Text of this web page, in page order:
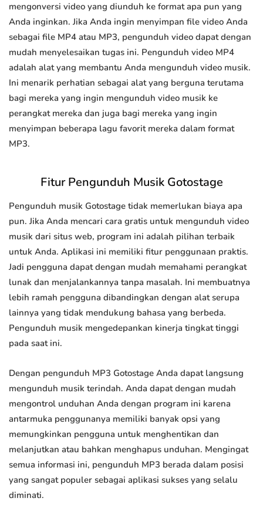
mengonversi video yang diunduh ke format apa pun yang
Anda inginkan. Jika Anda ingin menyimpan file video Anda
sebagai file MP4 atau MP3, pengunduh video dapat dengan
mudah menyelesaikan tugas ini. Pengunduh video MP4
adalah alat yang membantu Anda mengunduh video musik.
Ini menarik perhatian sebagai alat yang berguna terutama
bagi mereka yang ingin mengunduh video musik ke
perangkat mereka dan juga bagi mereka yang ingin
menyimpan beberapa lagu favorit mereka dalam format
MP3.
Fitur Pengunduh Musik Gotostage
Pengunduh musik Gotostage tidak memerlukan biaya apa
pun. Jika Anda mencari cara gratis untuk mengunduh video
musik dari situs web, program ini adalah pilihan terbaik
untuk Anda. Aplikasi ini memiliki fitur penggunaan praktis.
Jadi pengguna dapat dengan mudah memahami perangkat
lunak dan menjalankannya tanpa masalah. Ini membuatnya
lebih ramah pengguna dibandingkan dengan alat serupa
lainnya yang tidak mendukung bahasa yang berbeda.
Pengunduh musik mengedepankan kinerja tingkat tinggi
pada saat ini.
Dengan pengunduh MP3 Gotostage Anda dapat langsung
mengunduh musik terindah. Anda dapat dengan mudah
mengontrol unduhan Anda dengan program ini karena
antarmuka penggunanya memiliki banyak opsi yang
memungkinkan pengguna untuk menghentikan dan
melanjutkan atau bahkan menghapus unduhan. Mengingat
semua informasi ini, pengunduh MP3 berada dalam posisi
yang sangat populer sebagai aplikasi sukses yang selalu
diminati.